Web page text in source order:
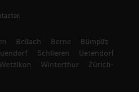
Bellach Berne
Bümpliz
Schlieren
Uetendorf
Wetzikon Winterthur
Zürich-